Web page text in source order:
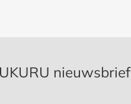
nieuwsbrief